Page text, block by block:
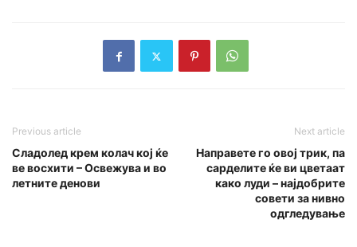
Previous article
Сладолед крем колач кој ќе
ве восхити – Освежува и во
летните денови
Next article
Направете го овој трик, па
сарделите ќе ви цветаат
како луди – најдобрите
совети за нивно
одгледување